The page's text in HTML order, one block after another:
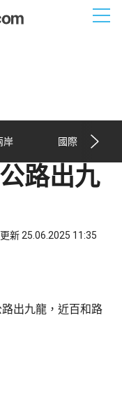
岸 國際
路出九
新 25.06.2025 11:35
出九龍，近百和路